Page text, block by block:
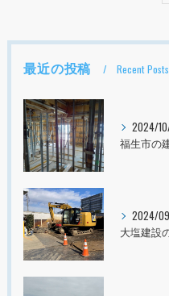
最近の投稿 Recent Posts
2024/
福生市の
2024/
大塩建設